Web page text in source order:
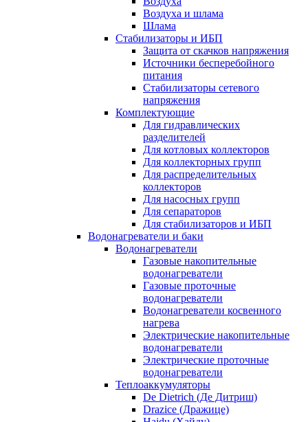
Воздуха и шлама
Шлама
Стабилизаторы и ИБП
Защита от скачков напряжения
Источники бесперебойного
питания
Стабилизаторы сетевого
напряжения
Комплектующие
Для гидравлических
разделителей
Для котловых коллекторов
Для коллекторных групп
Для распределительных
коллекторов
Для насосных групп
Для сепараторов
Для стабилизаторов и ИБП
Водонагреватели и баки
Водонагреватели
Газовые накопительные
водонагреватели
Газовые проточные
водонагреватели
Водонагреватели косвенного
нагрева
Электрические накопительные
водонагреватели
Электрические проточные
водонагреватели
Теплоаккумуляторы
De Dietrich (Де Дитриш)
Drazice (Дражице)